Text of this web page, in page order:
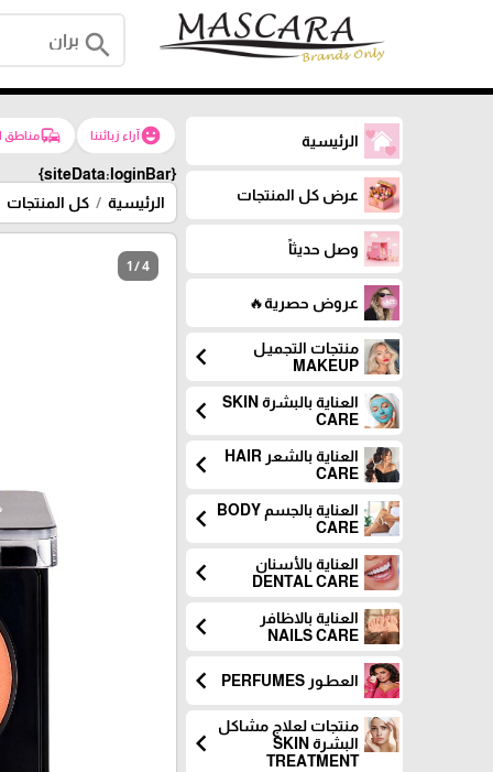
search
الرئيسية
عرض كل المنتجات
وصل حديثاً
عروض حصرية🔥
منتجات التجميـل
MAKEUP
chevron_left
العناية بالبشرة SKIN
CARE
chevron_left
العناية بالشعر HAIR
CARE
chevron_left
العناية بالجسم BODY
CARE
chevron_left
العناية بالأسنان
DENTAL CARE
chevron_left
العناية بالاظافر
NAILS CARE
chevron_left
العطـور PERFUMES chevron_left
منتجات لعلاج مشاكل
البشرة SKIN
TREATMENT
chevron_left
emoji_emotionsآراء زبائننا commuteمناطق
{siteData:loginBar}
الرئيسية
كل المنتجات
1 / 4